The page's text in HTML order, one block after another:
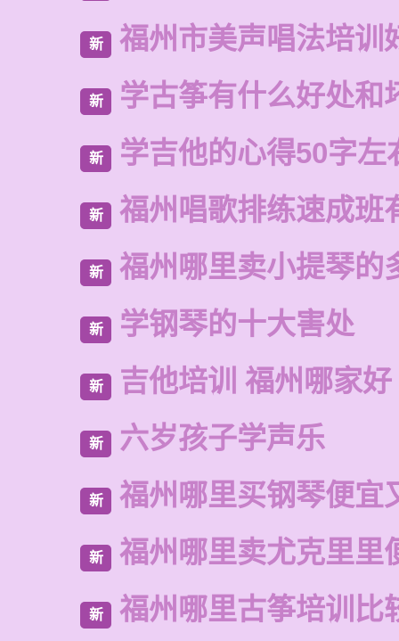
新 福州市美声唱法培训
新 学古筝有什么好处和
新 学吉他的心得50字左
新 福州唱歌排练速成班
新 福州哪里卖小提琴的
新 学钢琴的十大害处
新 吉他培训 福州哪家好
新 六岁孩子学声乐
新 福州哪里买钢琴便宜
新 福州哪里卖尤克里里
新 福州哪里古筝培训比